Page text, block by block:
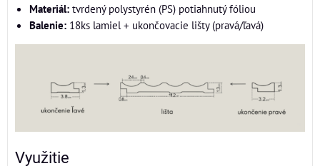
Materiál: tvrdený polystyrén (PS) potiahnutý fóliou
Balenie: 18ks lamiel + ukončovacie lišty (pravá/ľavá)
Využitie